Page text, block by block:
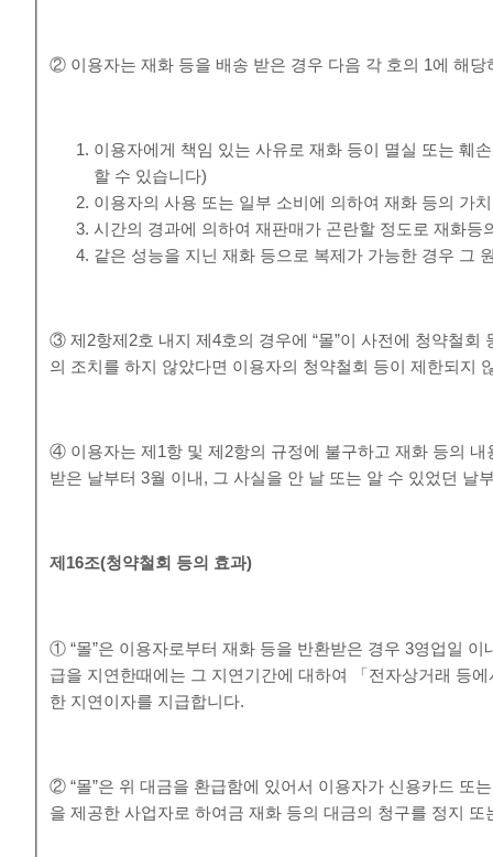
② 이용자는 재화 등을 배송 받은 경우 다음 각 호의 1에 해
이용자에게 책임 있는 사유로 재화 등이 멸실 또는 훼
할 수 있습니다)
이용자의 사용 또는 일부 소비에 의하여 재화 등의 가
시간의 경과에 의하여 재판매가 곤란할 정도로 재화등
같은 성능을 지닌 재화 등으로 복제가 가능한 경우 그
③ 제2항제2호 내지 제4호의 경우에 “몰”이 사전에 청약철
의 조치를 하지 않았다면 이용자의 청약철회 등이 제한되지
④ 이용자는 제1항 및 제2항의 규정에 불구하고 재화 등의
받은 날부터 3월 이내, 그 사실을 안 날 또는 알 수 있었던 날
제 16조(청약철회 등의 효과)
① “몰”은 이용자로부터 재화 등을 반환받은 경우 3영업일
급을 지연한때에는 그 지연기간에 대하여 「전자상거래 등
한 지연이자를 지급합니다.
② “몰”은 위 대금을 환급함에 있어서 이용자가 신용카드 또
을 제공한 사업자로 하여금 재화 등의 대금의 청구를 정지